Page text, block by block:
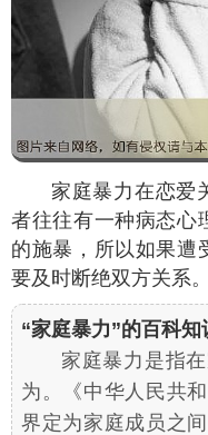
家庭暴力在恋爱
者往往有一种病态心
的施暴，所以如果遭
要及时断绝双方关系。
“家庭暴力”的百科知
家庭暴力是指
为。《中华人民共
界定为家庭成员之